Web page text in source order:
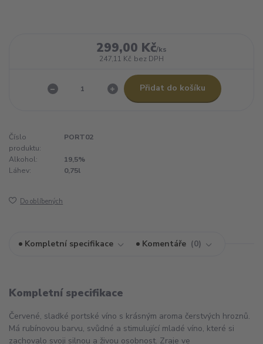
299,00 Kč/ks
247,11 Kč bez DPH
Přidat do košíku
Číslo
produktu:
PORT02
Alkohol:
19,5%
Láhev:
0,75l
Do oblíbených
Kompletní specifikace Komentáře 0
Kompletní specifikace
Červené, sladké portské víno s krásným aroma čerstvých hroznů.
Má rubínovou barvu, svůdné a stimulující mladé víno, které si
zachovalo svoji silnou a živou osobnost. Zraje ve